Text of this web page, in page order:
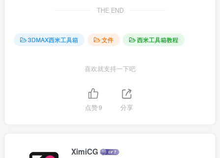
THE END
3DMAX西米工具箱 文件 西米工具箱教程
喜欢就支持一下吧
点赞9 分享
XimiCG